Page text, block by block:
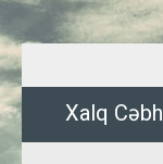
Xalq